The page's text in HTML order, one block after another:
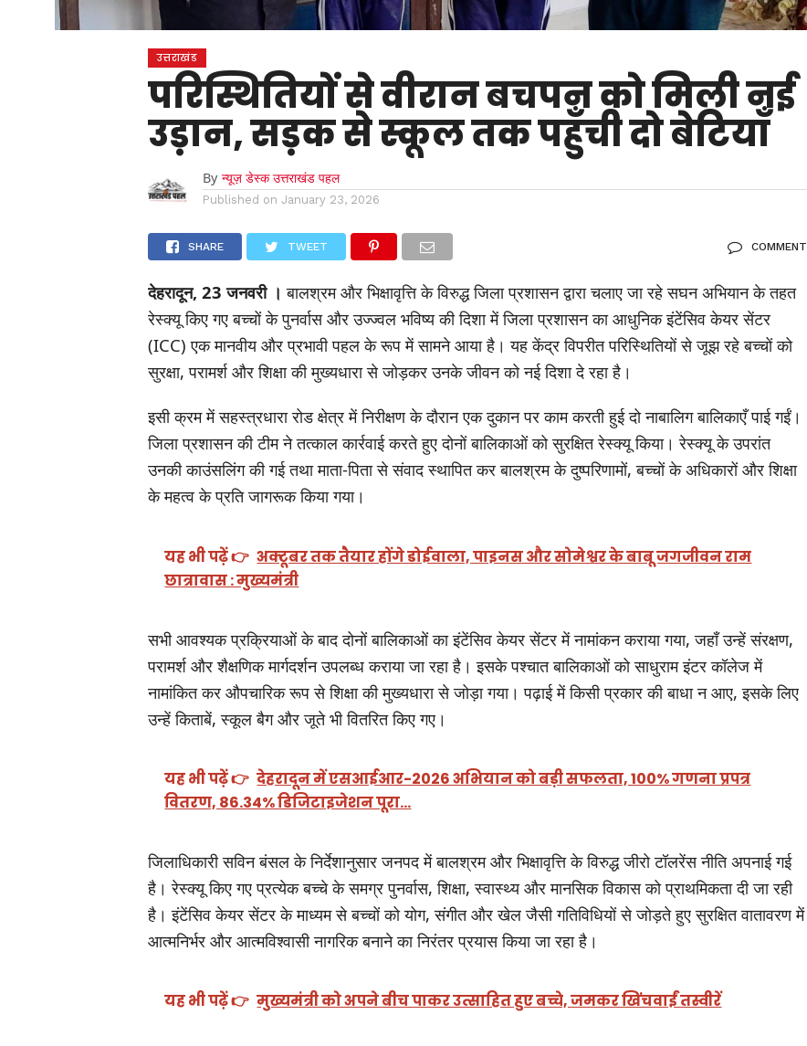
उत्तराखंड
परिस्थितियों से वीरान बचपन को मिली नई
उड़ान, सड़क से स्कूल तक पहुँची दो बेटियाँ
By न्यूज़ डेस्क उत्तराखंड पहल
Published on January 23, 2026
SHARE TWEET COMMENT
देहरादून, 23 जनवरी ।बालश्रम और भिक्षावृत्ति के विरुद्ध जिला प्रशासन द्वारा चलाए जा रहे सघन अभियान के तहत
रेस्क्यू किए गए बच्चों के पुनर्वास और उज्ज्वल भविष्य की दिशा में जिला प्रशासन का आधुनिक इंटेंसिव केयर सेंटर
(ICC) एक मानवीय और प्रभावी पहल के रूप में सामने आया है। यह केंद्र विपरीत परिस्थितियों से जूझ रहे बच्चों को
सुरक्षा, परामर्श और शिक्षा की मुख्यधारा से जोड़कर उनके जीवन को नई दिशा दे रहा है।
इसी क्रम में सहस्त्रधारा रोड क्षेत्र में निरीक्षण के दौरान एक दुकान पर काम करती हुई दो नाबालिग बालिकाएँ पाई गईं।
जिला प्रशासन की टीम ने तत्काल कार्रवाई करते हुए दोनों बालिकाओं को सुरक्षित रेस्क्यू किया। रेस्क्यू के उपरांत
उनकी काउंसलिंग की गई तथा माता-पिता से संवाद स्थापित कर बालश्रम के दुष्परिणामों, बच्चों के अधिकारों और शिक्षा
के महत्व के प्रति जागरूक किया गया।
यह भी पढ़ें 👉 अक्टूबर तक तैयार होंगे डोईवाला, पाइनस और सोमेश्वर के बाबू जगजीवन राम
छात्रावास : मुख्यमंत्री
सभी आवश्यक प्रक्रियाओं के बाद दोनों बालिकाओं का इंटेंसिव केयर सेंटर में नामांकन कराया गया, जहाँ उन्हें संरक्षण,
परामर्श और शैक्षणिक मार्गदर्शन उपलब्ध कराया जा रहा है। इसके पश्चात बालिकाओं को साधुराम इंटर कॉलेज में
नामांकित कर औपचारिक रूप से शिक्षा की मुख्यधारा से जोड़ा गया। पढ़ाई में किसी प्रकार की बाधा न आए, इसके लिए
उन्हें किताबें, स्कूल बैग और जूते भी वितरित किए गए।
यह भी पढ़ें 👉 देहरादून में एसआईआर-2026 अभियान को बड़ी सफलता, 100% गणना प्रपत्र
वितरण, 86.34% डिजिटाइजेशन पूरा…
जिलाधिकारी सविन बंसल के निर्देशानुसार जनपद में बालश्रम और भिक्षावृत्ति के विरुद्ध जीरो टॉलरेंस नीति अपनाई गई
है। रेस्क्यू किए गए प्रत्येक बच्चे के समग्र पुनर्वास, शिक्षा, स्वास्थ्य और मानसिक विकास को प्राथमिकता दी जा रही
है। इंटेंसिव केयर सेंटर के माध्यम से बच्चों को योग, संगीत और खेल जैसी गतिविधियों से जोड़ते हुए सुरक्षित वातावरण में
आत्मनिर्भर और आत्मविश्वासी नागरिक बनाने का निरंतर प्रयास किया जा रहा है।
यह भी पढ़ें 👉 मुख्यमंत्री को अपने बीच पाकर उत्साहित हुए बच्चे, जमकर खिंचवाईं तस्वीरें